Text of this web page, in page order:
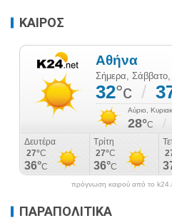
ΚΑΙΡΟΣ
πρόγνωση καιρού από το
ΠΑΡΑΠΟΛΙΤΙΚΑ